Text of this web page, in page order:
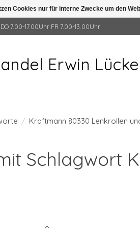
7.00-17.00Uhr FR 7.00-13.00Uhr
Erwin
/ Kraftmann 80330 Lenkrollen
Schlagwort
Cookies nur für interne Zwecke um den